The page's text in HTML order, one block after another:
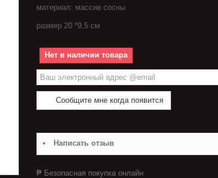
материал: массив сосны
размер 20 *9,5 см
Нет в наличии товара
Сообщите мне когда появится
Написать отзыв
₱ Безопасная покупка онлайн